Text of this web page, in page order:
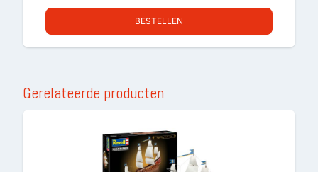
BESTELLEN
Gerelateerde producten